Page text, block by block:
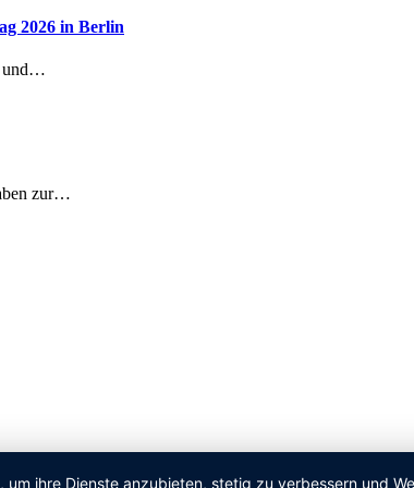
2026 in Berlin
und…
zur…
ihre Dienste anzubieten, stetig zu verbessern und